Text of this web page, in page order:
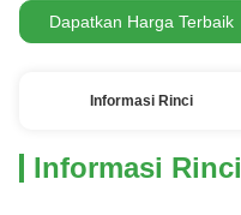
Dapatkan Harga Terbaik
Informasi Rinci
Informasi Rinci